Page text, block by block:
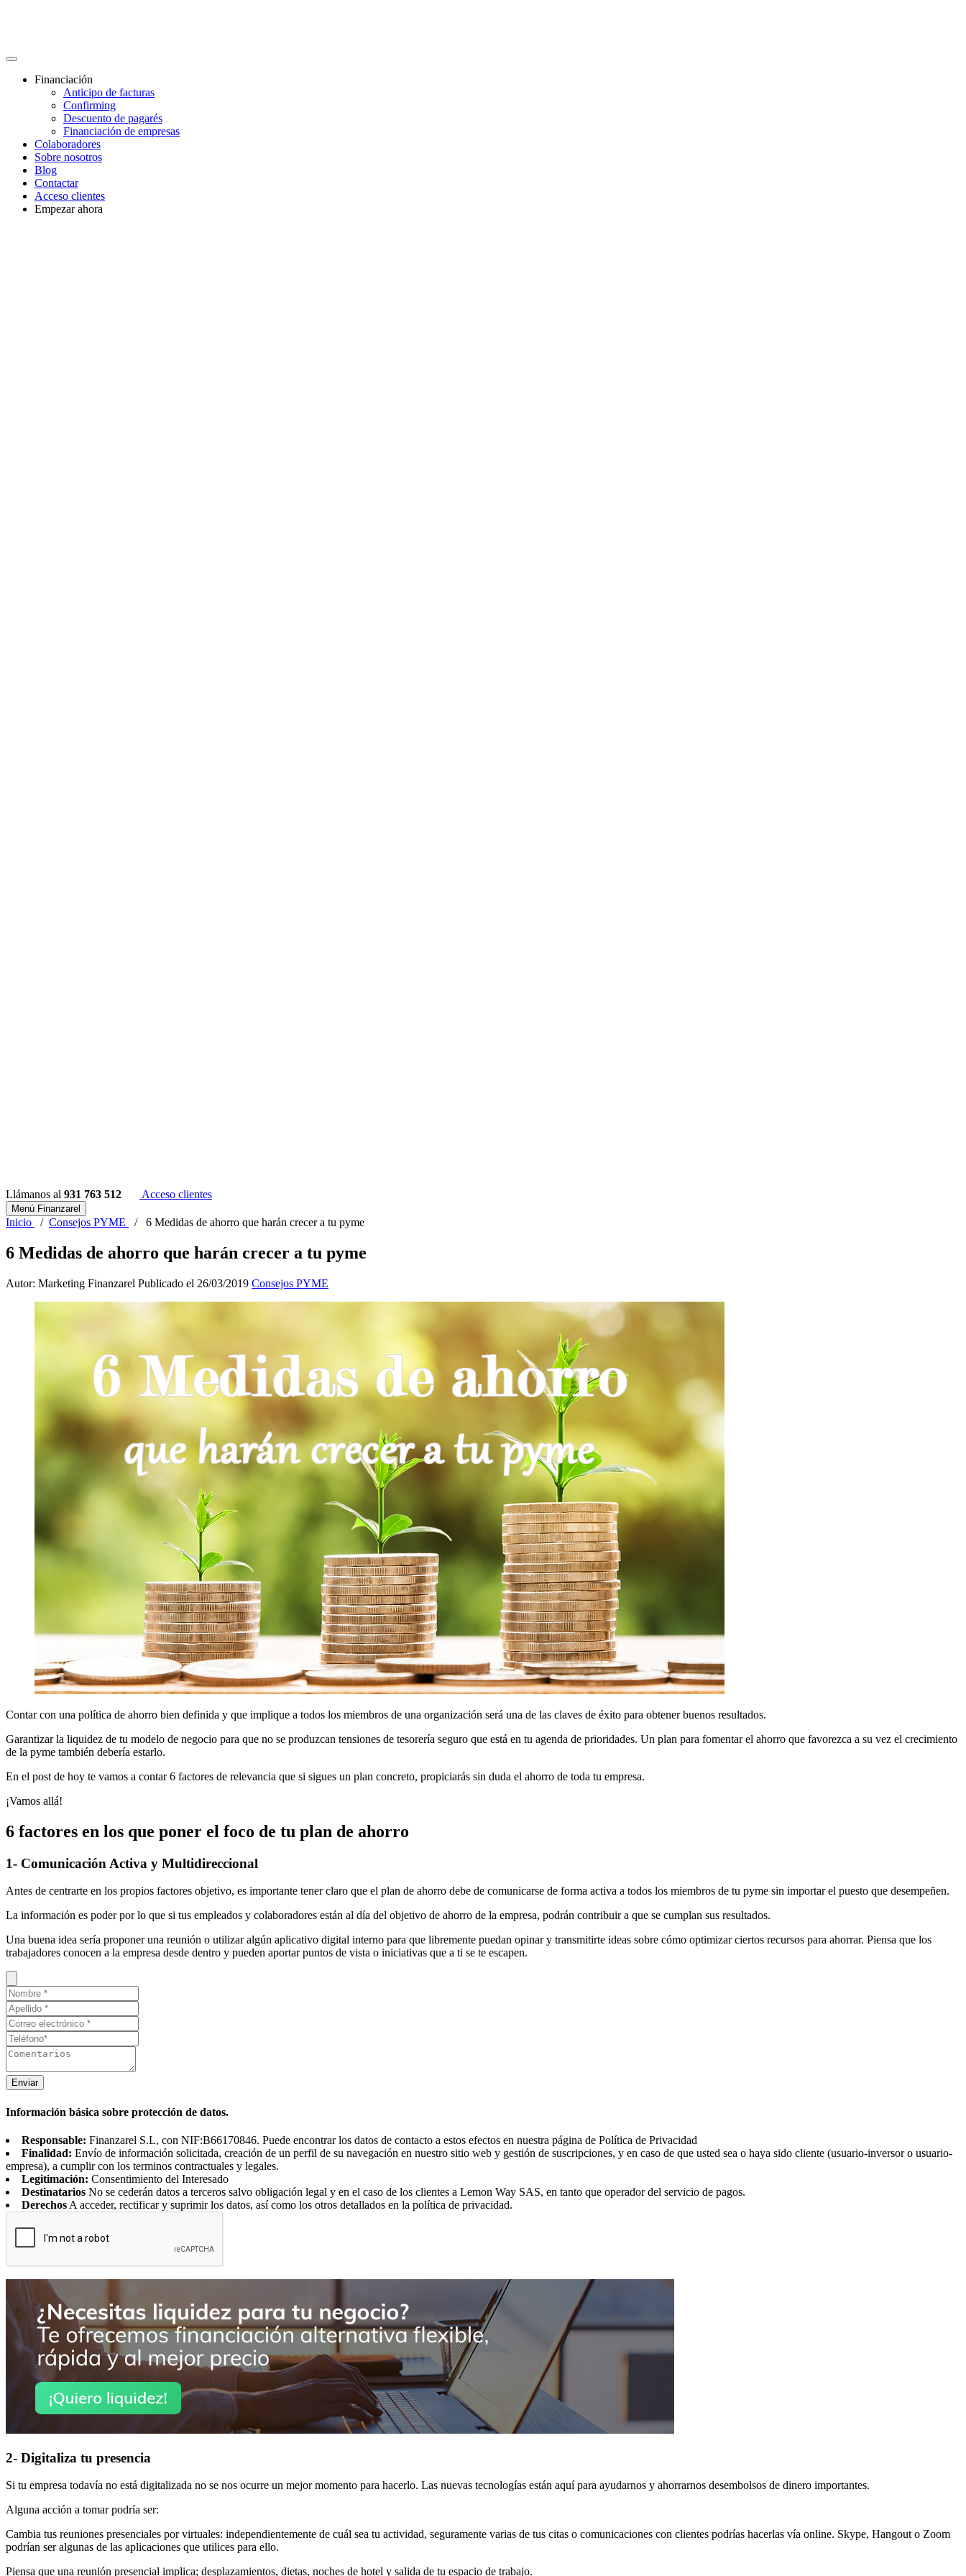
Financiación
Anticipo de facturas
Confirming
Descuento de pagarés
Financiación de empresas
Colaboradores
Sobre nosotros
Blog
Contactar
Acceso clientes
Empezar ahora
Llámanos al 931 763 512 Acceso clientes
Menú Finanzarel
Inicio / Consejos PYME / 6 Medidas de ahorro que harán crecer a tu pyme
6 Medidas de ahorro que harán crecer a tu pyme
Autor: Marketing Finanzarel Publicado el 26/03/2019 Consejos PYME
Contar con una política de ahorro bien definida y que implique a todos los miembros de una organización será una de las claves de éxito para obtener buenos resultados.
Garantizar la liquidez de tu modelo de negocio para que no se produzcan tensiones de tesorería seguro que está en tu agenda de prioridades. Un plan para fomentar el ahorro que favorezca a su vez el crecimiento
de la pyme también debería estarlo.
En el post de hoy te vamos a contar 6 factores de relevancia que si sigues un plan concreto, propiciarás sin duda el ahorro de toda tu empresa.
¡Vamos allá!
6 factores en los que poner el foco de tu plan de ahorro
1- Comunicación Activa y Multidireccional
Antes de centrarte en los propios factores objetivo, es importante tener claro que el plan de ahorro debe de comunicarse de forma activa a todos los miembros de tu pyme sin importar el puesto que desempeñen.
La información es poder por lo que si tus empleados y colaboradores están al día del objetivo de ahorro de la empresa, podrán contribuir a que se cumplan sus resultados.
Una buena idea sería proponer una reunión o utilizar algún aplicativo digital interno para que libremente puedan opinar y transmitirte ideas sobre cómo optimizar ciertos recursos para ahorrar. Piensa que los
trabajadores conocen a la empresa desde dentro y pueden aportar puntos de vista o iniciativas que a ti se te escapen.
Enviar
Información básica sobre protección de datos.
Responsable: Finanzarel S.L, con NIF:B66170846. Puede encontrar los datos de contacto a estos efectos en nuestra página de Política de Privacidad
Finalidad: Envío de información solicitada, creación de un perfil de su navegación en nuestro sitio web y gestión de suscripciones, y en caso de que usted sea o haya sido cliente (usuario-inversor o usuario-
empresa), a cumplir con los terminos contractuales y legales.
Legitimación: Consentimiento del Interesado
Destinatarios No se cederán datos a terceros salvo obligación legal y en el caso de los clientes a Lemon Way SAS, en tanto que operador del servicio de pagos.
Derechos A acceder, rectificar y suprimir los datos, así como los otros detallados en la política de privacidad.
2- Digitaliza tu presencia
Si tu empresa todavía no está digitalizada no se nos ocurre un mejor momento para hacerlo. Las nuevas tecnologías están aquí para ayudarnos y ahorrarnos desembolsos de dinero importantes.
Alguna acción a tomar podría ser:
Cambia tus reuniones presenciales por virtuales: independientemente de cuál sea tu actividad, seguramente varias de tus citas o comunicaciones con clientes podrías hacerlas vía online. Skype, Hangout o Zoom
podrían ser algunas de las aplicaciones que utilices para ello.
Piensa que una reunión presencial implica; desplazamientos, dietas, noches de hotel y salida de tu espacio de trabajo.